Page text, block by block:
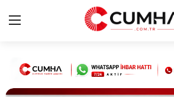
Kurumsal